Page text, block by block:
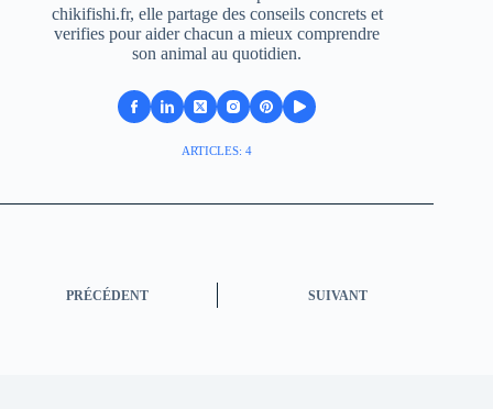
chikifishi.fr, elle partage des conseils concrets et
verifies pour aider chacun a mieux comprendre
son animal au quotidien.
ARTICLES: 4
PRÉCÉDENT SUIVANT